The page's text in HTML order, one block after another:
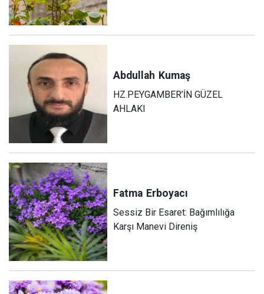
Abdullah Kumaş
HZ.PEYGAMBER’İN GÜZEL
AHLAKI
Fatma Erboyacı
Sessiz Bir Esaret: Bağımlılığa
Karşı Manevi Direniş